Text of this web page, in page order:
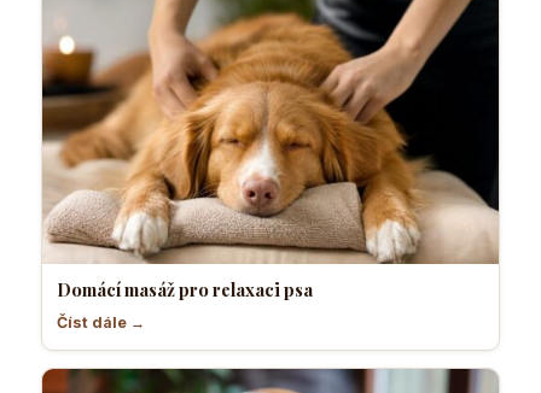
Domácí masáž pro relaxaci psa
Číst dále →